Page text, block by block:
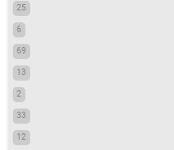
25
6
69
13
2
33
12